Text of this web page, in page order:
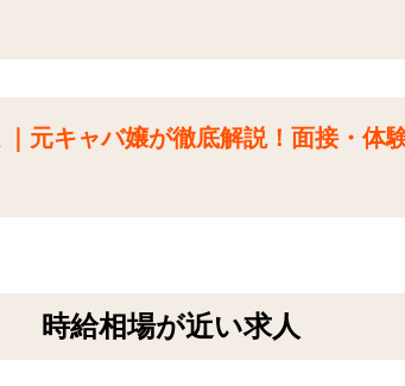
元キャバ嬢が徹底解説！面接・体
時給相場が近い求人